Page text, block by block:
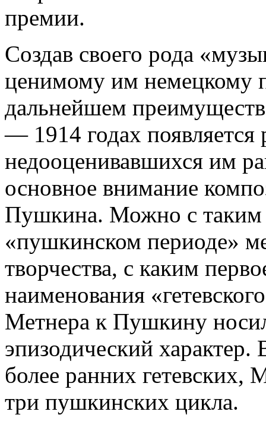
премии.
Создав своего рода
ценимому им немецкому
дальнейшем
— 1914 годах появляется
недооценивавшихся им
основное внимание
Пушкина. Можно с таким
«пушкинском периоде»
творчества, с каким
наименования
Метнера к Пушкину
эпизодический
более ранних гетевских,
три пушкинских цикла.